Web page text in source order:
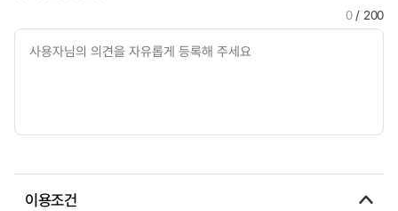
0/ 200
이용조건